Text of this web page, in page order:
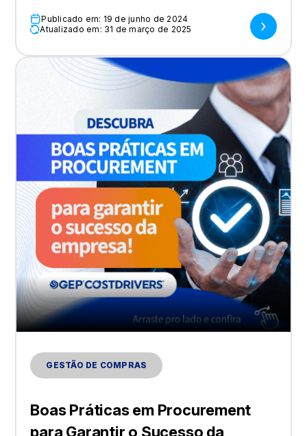
Publicado em: 19 de junho de 2024
Atualizado em: 31 de março de 2025
GESTÃO DE COMPRAS
Boas Práticas em Procurement
para Garantir o Sucesso da